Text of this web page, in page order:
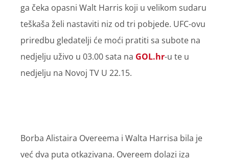
ga čeka opasni Walt Harris koji u velikom sudaru
teškaša želi nastaviti niz od tri pobjede. UFC-ovu
priredbu gledatelji će moći pratiti sa subote na
nedjelju uživo u 03.00 sata na GOL.hr-u te u
nedjelju na Novoj TV U 22.15.
Borba Alistaira Overeema i Walta Harrisa bila je
već dva puta otkazivana. Overeem dolazi iza